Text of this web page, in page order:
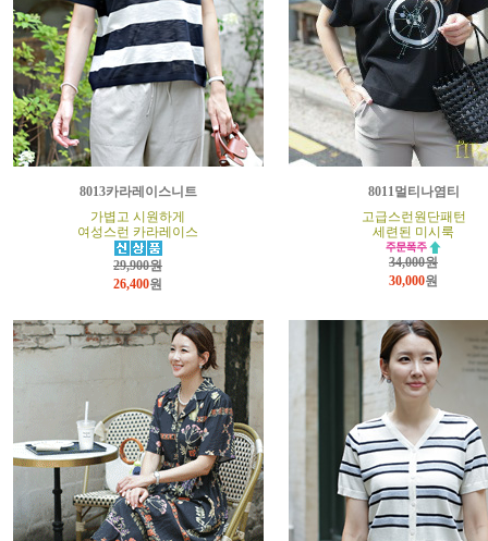
8013카라레이스니트
가볍고 시원하게
여성스런 카라레이스
29,900원
26,400원
8011멀티나염티
고급스런원단패턴
세련된 미시룩
34,000원
30,000원